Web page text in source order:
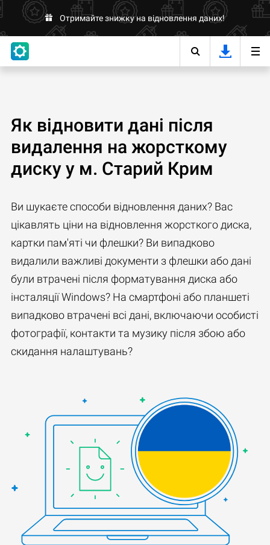
Отримайте знижку на відновлення даних!
Як відновити дані після
видалення на жорсткому
диску у м. Старий Крим
Ви шукаєте способи відновлення даних? Вас
цікавлять ціни на відновлення жорсткого диска,
картки пам'яті чи флешки? Ви випадково
видалили важливі документи з флешки або дані
були втрачені після форматування диска або
інсталяції Windows? На смартфоні або планшеті
випадково втрачені всі дані, включаючи особисті
фотографії, контакти та музику після збою або
скидання налаштувань?